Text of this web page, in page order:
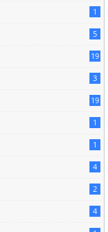
1
5
19
3
19
1
1
4
2
4